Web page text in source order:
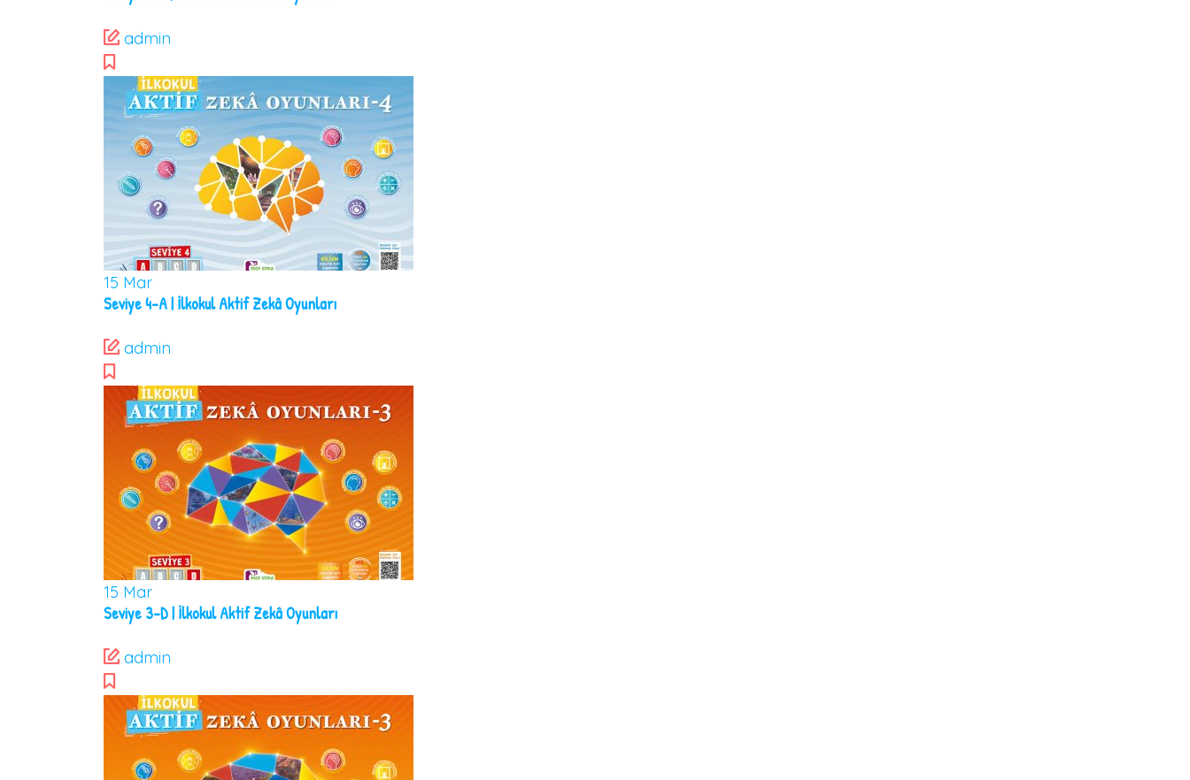
admin
15 Mar
Seviye 4-A | İlkokul Aktif Zekâ Oyunları
admin
15 Mar
Seviye 3-D | İlkokul Aktif Zekâ Oyunları
admin